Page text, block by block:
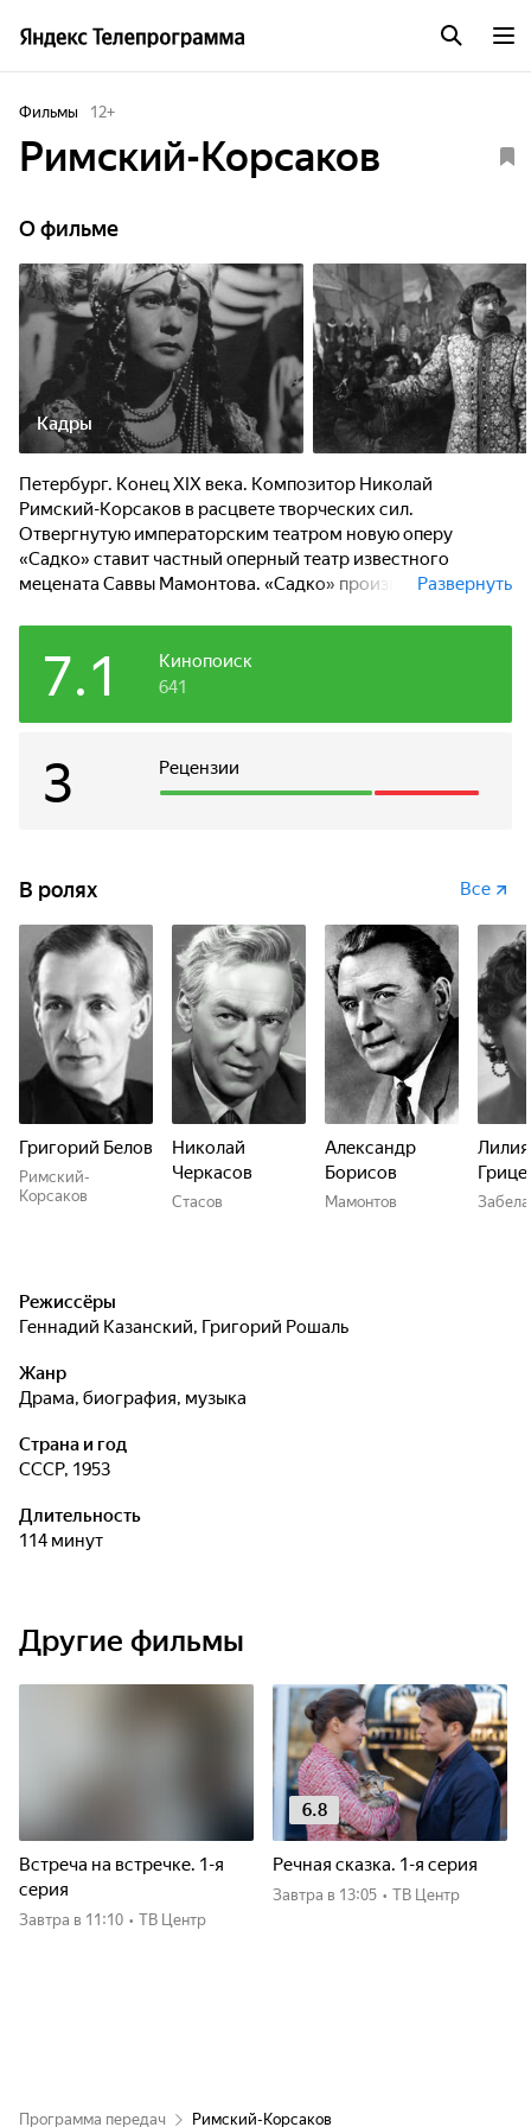
Фильмы 12+
Римский-Корсаков
О фильме
Кадры
Петербург. Конец XIX века. Композитор Николай
Римский-Корсаков в расцвете творческих сил.
Отвергнутую императорским театром новую оперу
«Садко» ставит частный оперный театр известного
мецената Саввы Мамонтова. «Садко» производит
шедевры композитора «Моцарт и Сальери», «Царская
невеста», «Сказка о царе Салтане», опера-сказка -
«Золотой петушок»…
Развернуть
Кинопоиск
7.1 641
Рецензии
3
В ролях Все
Григорий Белов
Римский-
Корсаков
Николай
Черкасов
Стасов
Александр
Борисов
Мамонтов
Лилия
Режиссёры
Геннадий Казанский, Григорий Рошаль
Жанр
драма, биография, музыка
Страна и год
СССР, 1953
Длительность
114 минут
Другие фильмы
Встреча на встречке. 1-я
серия
Завтра в 11:10 • ТВ Центр
6.8
Речная сказка. 1-я серия
Завтра в 13:05 • ТВ Центр
Программа передач Римский-Корсаков